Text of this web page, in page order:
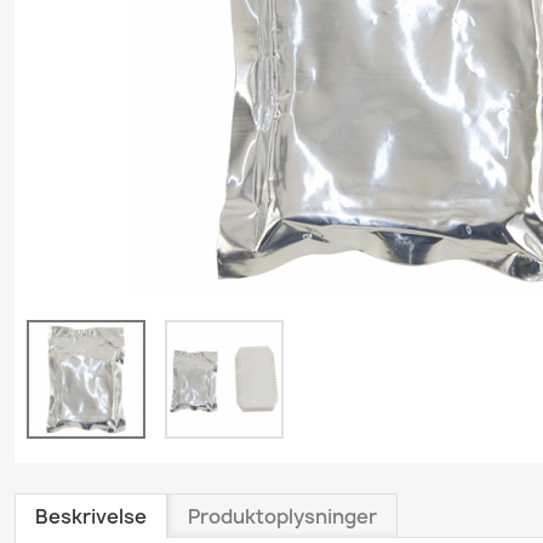
Gulvvask &
Køkkenrengøring
Personlig
Polishprodukter
Sanitetsprodukter
Skumrenseprodukter
Træ- &
Beskrivelse Produktoplysninger